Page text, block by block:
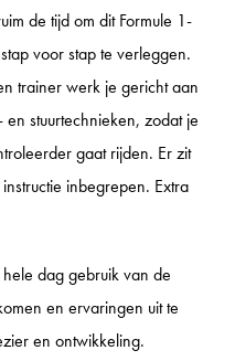
de tijd om dit Formule 1-
voor stap te verleggen.
trainer werk je gericht aan
stuurtechnieken, zodat je
gaat rijden. Er zit
inbegrepen. Extra
dag gebruik van de
en ervaringen uit te
en ontwikkeling.